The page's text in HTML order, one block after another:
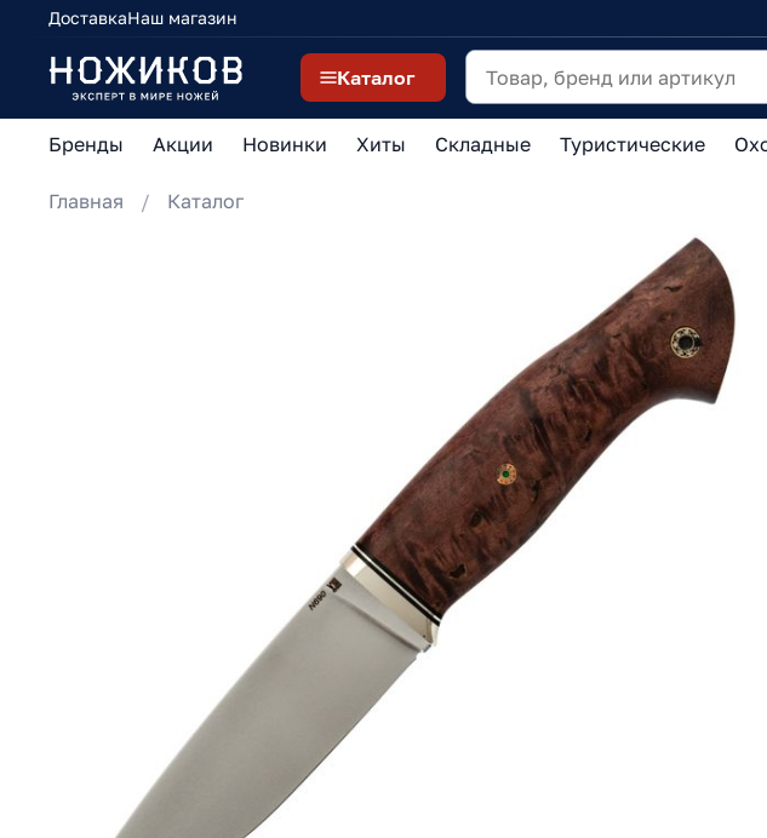
ДоставкаНаш магазин
Каталог
Бренды Акции Новинки Хиты Складные Туристические
Главная Каталог